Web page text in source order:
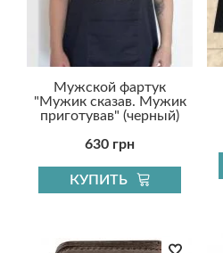
Мужской фартук
"Мужик сказав. Мужик
приготував" (черный)
630 грн
КУПИТЬ